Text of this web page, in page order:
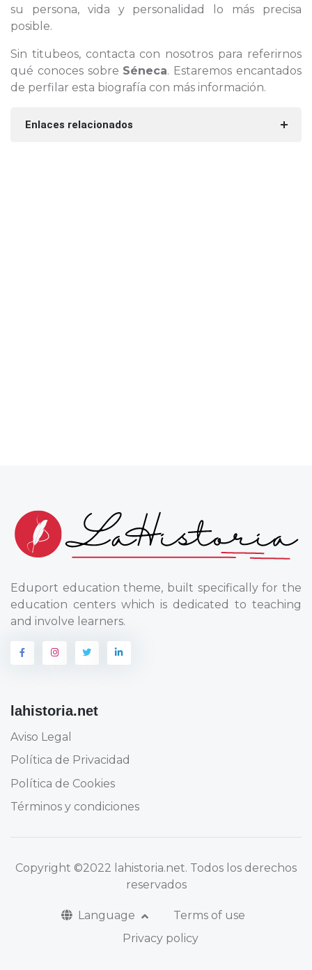
su persona, vida y personalidad lo más precisa
posible.
Sin titubeos, contacta con nosotros para referirnos
qué conoces sobre Séneca. Estaremos encantados
de perfilar esta biografía con más información.
Enlaces relacionados
Eduport education theme, built specifically for the
education centers which is dedicated to teaching
and involve learners.
lahistoria.net
Aviso Legal
Política de Privacidad
Política de Cookies
Términos y condiciones
Copyright ©2022 lahistoria.net. Todos los derechos
reservados
Language
Terms of use
Privacy policy